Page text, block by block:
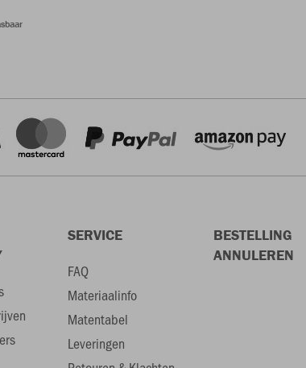
SERVICE
FAQ
Materiaalinfo
Matentabel
Leveringen
BESTELLING
ANNULEREN